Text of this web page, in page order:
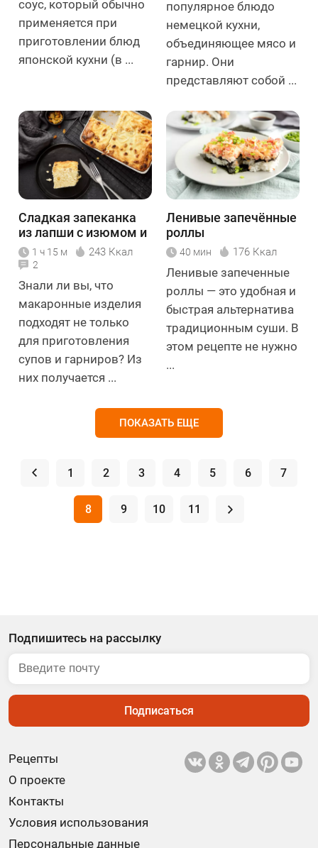
соус, который обычно
применяется при
приготовлении блюд
японской кухни (в ...
популярное блюдо
немецкой кухни,
объединяющее мясо и
гарнир. Они
представляют собой ...
Сладкая запеканка
из лапши с изюмом и
творогом
1 ч 15 м 243 Ккал
2
Знали ли вы, что
макаронные изделия
подходят не только
для приготовления
супов и гарниров? Из
них получается ...
Ленивые запечённые
роллы
40 мин 176 Ккал
Ленивые запеченные
роллы — это удобная и
быстрая альтернатива
традиционным суши. В
этом рецепте не нужно
...
ПОКАЗАТЬ ЕЩЕ
. 1 2 3 4 5 6 7
8 9 10 11 .
Рецепты
О проекте
Контакты
Условия использования
Персональные данные
Подпишитесь на рассылку
Подписаться